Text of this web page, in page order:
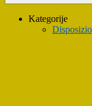
Kategorije